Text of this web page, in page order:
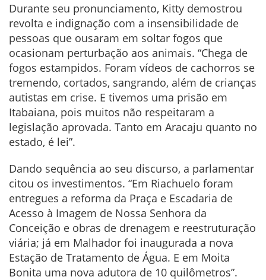
Durante seu pronunciamento, Kitty demostrou
revolta e indignação com a insensibilidade de
pessoas que ousaram em soltar fogos que
ocasionam perturbação aos animais. “Chega de
fogos estampidos. Foram vídeos de cachorros se
tremendo, cortados, sangrando, além de crianças
autistas em crise. E tivemos uma prisão em
Itabaiana, pois muitos não respeitaram a
legislação aprovada. Tanto em Aracaju quanto no
estado, é lei”.
Dando sequência ao seu discurso, a parlamentar
citou os investimentos. “Em Riachuelo foram
entregues a reforma da Praça e Escadaria de
Acesso à Imagem de Nossa Senhora da
Conceição e obras de drenagem e reestruturação
viária; já em Malhador foi inaugurada a nova
Estação de Tratamento de Água. E em Moita
Bonita uma nova adutora de 10 quilômetros”.